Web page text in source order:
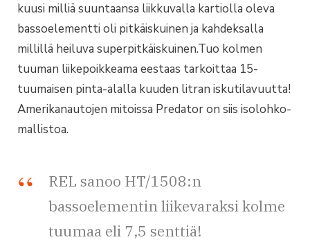
kuusi milliä suuntaansa liikkuvalla kartiolla oleva
bassoelementti oli pitkäiskuinen ja kahdeksalla
millillä heiluva superpitkäiskuinen.Tuo kolmen
tuuman liikepoikkeama eestaas tarkoittaa 15-
tuumaisen pinta-alalla kuuden litran iskutilavuutta!
Amerikanautojen mitoissa Predator on siis isolohko-
mallistoa.
REL sanoo HT/1508:n
bassoelementin liikevaraksi kolme
tuumaa eli 7,5 senttiä!